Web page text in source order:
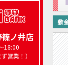
ノ井店
18:00
営業！）
敷